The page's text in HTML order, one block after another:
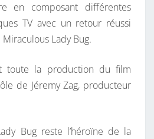
en composant différentes
TV avec un retour réussi
Lady Bug.
toute la production du film
de Jéremy Zag, producteur
Bug reste l’héroïne de la